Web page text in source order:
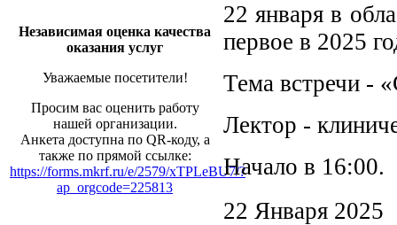
Независимая оценка качества
оказания услуг
Уважаемые посетители!
Просим вас оценить работу
нашей организации.
Анкета доступна по QR-коду, а
также по прямой ссылке:
https://forms.mkrf.ru/e/2579/xTPLeBU7/?
ap_orgcode=225813
22 января в
первое в 2025
Тема встречи -
Лектор -
Начало в 16:00.
22 Января 2025